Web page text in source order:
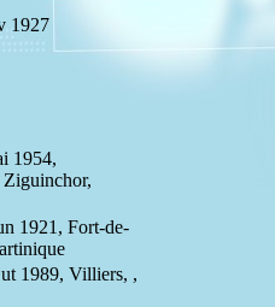
1927
1954,
1921, Fort-de-
1989, Villiers, ,